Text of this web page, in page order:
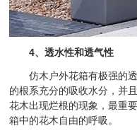
4、透水性和透气性
仿木户外花箱有极强的透
的根系充分的吸收水分，并
花木出现烂根的现象，最重
箱中的花木自由的呼吸。